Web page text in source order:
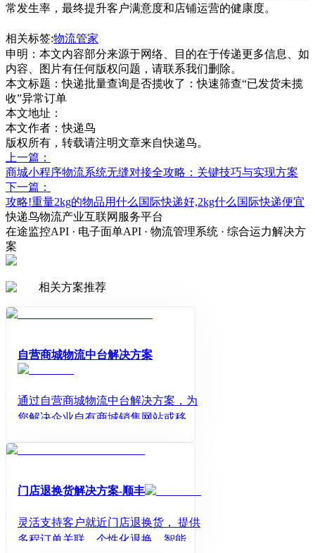
常发生率，最终提升客户满意度和店铺运营的健康度。
相关标签:物流管家
申明：本文内容部分来源于网络、目的在于传递更多信息、如
内容、图片有任何版权问题，请联系我们删除。
本文标题：快递批量查询是否揽收了：快速筛查“已发货未揽
收”异常订单
本文地址：
本文作者：快递鸟
版权所有，转载请注明文章来自快递鸟。
上一篇：
商城小程序物流系统无缝对接全攻略：关键技巧与实现方案
下一篇：
攻略!重量2kg的物品用什么国际快递好,2kg什么国际快递便宜
快递鸟物流产业互联网服务平台
在途监控API · 电子面单API · 物流管理系统 · 综合运力解决方
案
相关方案推荐
自营商城物流中台解决方案
通过自营商城物流中台解决方案，为
您解决企业自有商城销售网站或移动
务。
门店退换货解决方案-顺丰
灵活支持客户就近门店退换货， 提供
多程订单关联、个性化退换、智能验